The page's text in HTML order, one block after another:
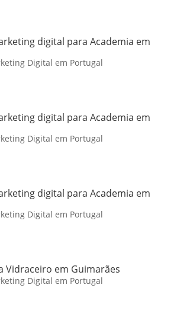
digital para Academia em
Digital em Portugal
digital para Academia em
Digital em Portugal
digital para Academia em
Digital em Portugal
Vidraceiro em Guimarães
Digital em Portugal